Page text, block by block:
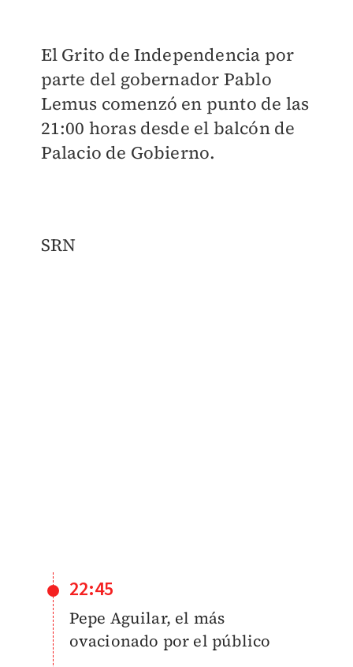
El Grito de Independencia por
parte del gobernador Pablo
Lemus comenzó en punto de las
21:00 horas desde el balcón de
Palacio de Gobierno.
SRN
22:45
Pepe Aguilar, el más
ovacionado por el público